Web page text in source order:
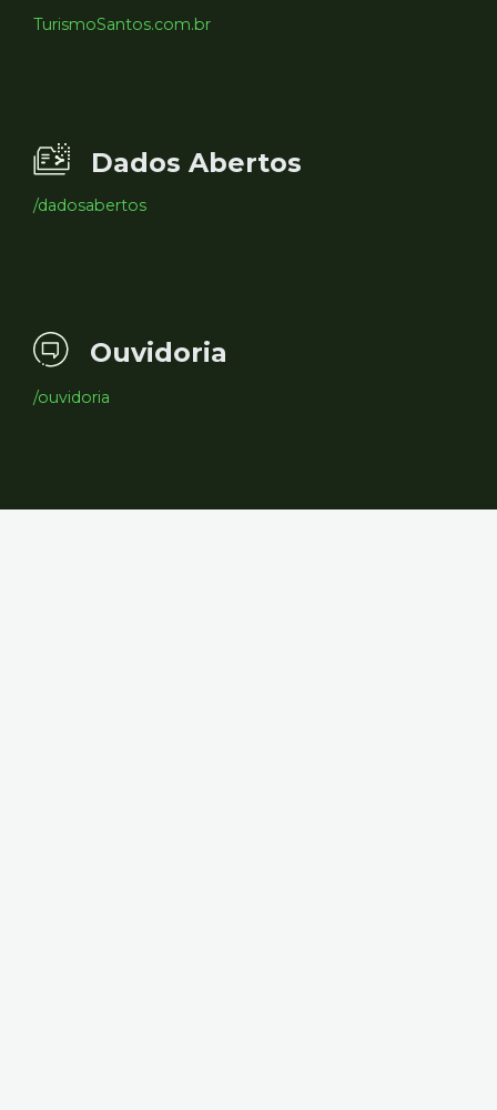
TurismoSantos.com.br
Dados Abertos
/dadosabertos
Ouvidoria
/ouvidoria